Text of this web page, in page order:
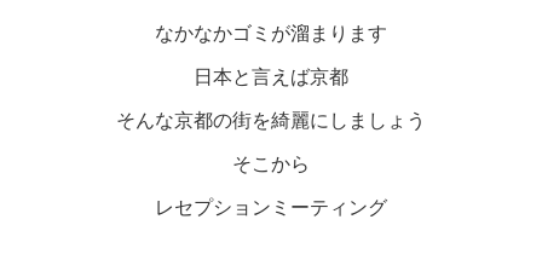
なかなかゴミが溜まります
日本と言えば京都
そんな京都の街を綺麗にしましょう
そこから
レセプションミーティング